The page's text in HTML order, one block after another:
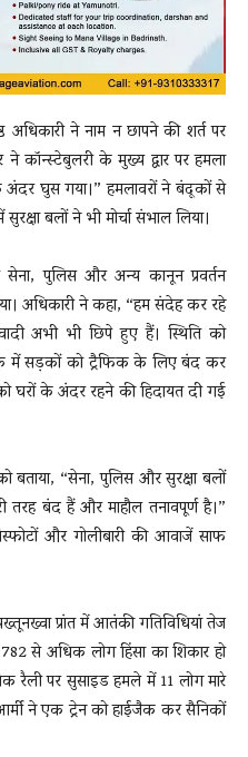
ने नाम न छापने की शर्त पर
ने कॉन्स्टेबुलरी के मुख्य द्वार पर हमला
घुस गया।” हमलावरों ने बंदूकों से
बलों ने भी मोर्चा संभाल लिया।
सेना, पुलिस और अन्य कानून प्रवर्तन
अधिकारी ने कहा, “हम संदेह कर रहे
अभी भी छिपे हुए हैं। स्थिति को
में सड़कों को ट्रैफिक के लिए बंद कर
घरों के अंदर रहने की हिदायत दी गई
बताया, “सेना, पुलिस और सुरक्षा बलों
बंद हैं और माहौल तनावपूर्ण है।”
और गोलीबारी की आवाजें साफ
प्रांत में आतंकी गतिविधियां तेज
से अधिक लोग हिंसा का शिकार हो
रैली पर सुसाइड हमले में 11 लोग मारे
ने एक ट्रेन को हाईजैक कर सैनिकों